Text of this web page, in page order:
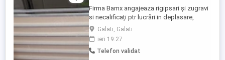
Firma Bamx angajeaza rigipsari și zugravi
si necalificați ptr lucrări in deplasare,
oferim cazare, transport si diurna, salariile
incep de la 6500 ron
Galati, Galati
ieri 19:27
Telefon validat